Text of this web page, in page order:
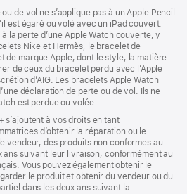
de vol ne s’applique pas à un Apple Pencil
est égaré ou volé avec un iPad couvert.
la perte d’une Apple Watch couverte, y
Nike et Hermès, le bracelet de
de marque Apple, dont le style, la matière
de ceux du bracelet perdu avec l’Apple
d’AIG. Les bracelets Apple Watch
déclaration de perte ou de vol. Ils ne
est perdue ou volée.
s’ajoutent à vos droits en tant
d’obtenir la réparation ou le
vendeur, des pro­duits non conformes au
ans suivant leur livraison, conformément au
Vous pouvez égale­ment obtenir le
le produit et obtenir du vendeur ou du
dans les deux ans suivant la